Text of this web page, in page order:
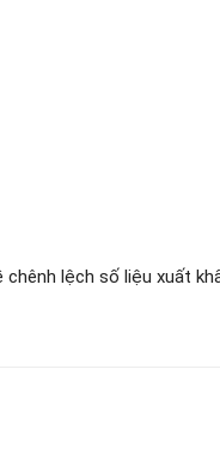
chênh lệch số liệu xuất